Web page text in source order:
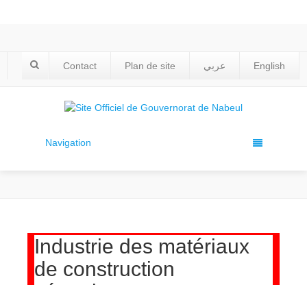
Contact Plan de site عربي English
Navigation
Industrie des matériaux
de construction